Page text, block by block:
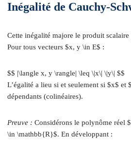
Inégalité de Cauchy-
Cette inégalité majore le produit
Pour tous vecteurs $x, y \in E$ :
$$ |\langle x, y \rangle| \leq \|x\| \|y\| $$
L’égalité a lieu si et seulement si $x$ et
dépendants (colinéaires).
Preuve : Considérons le polynôme réel
\in \mathbb{R}$. En développant :